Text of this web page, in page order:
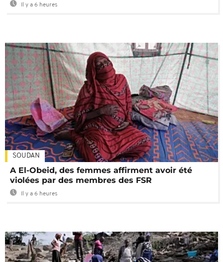
Il y a 6 heures
SOUDAN
A El-Obeid, des femmes affirment avoir été
violées par des membres des FSR
Il y a 6 heures